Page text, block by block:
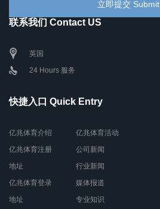
联系我们 Contact US
英国
24 Hours 服务
快捷入口 Quick Entry
亿兆体育介绍
亿兆体育注册
地址
亿兆体育登录
地址
亿兆体育活动
公司新闻
行业新闻
媒体报道
专业知识